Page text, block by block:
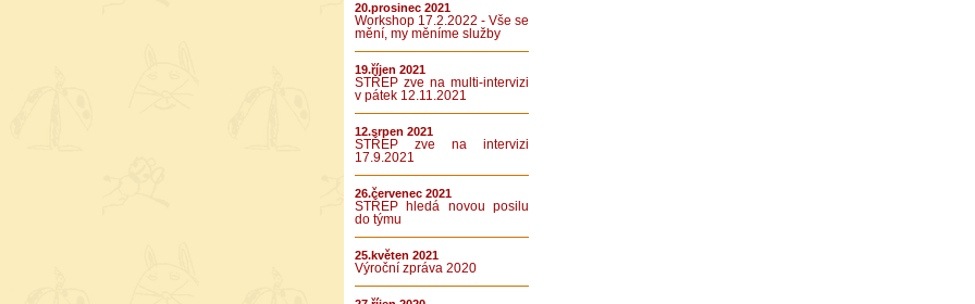
20.prosinec 2021
Workshop 17.2.2022 - Vše se
mění, my měníme služby
19.říjen 2021
STŘEP zve na multi-intervizi
v pátek 12.11.2021
12.srpen 2021
STŘEP zve na intervizi
17.9.2021
26.červenec 2021
STŘEP hledá novou posilu
do týmu
25.květen 2021
Výroční zpráva 2020